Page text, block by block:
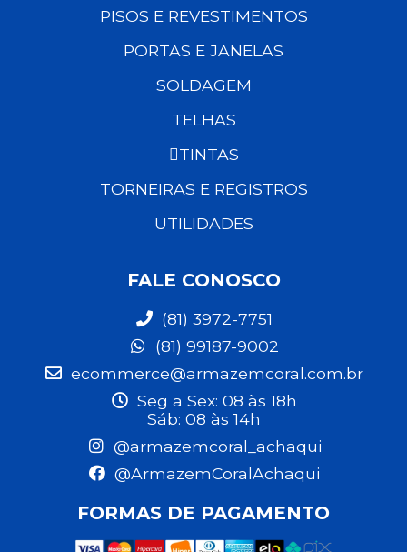
PISOS E REVESTIMENTOS
PORTAS E JANELAS
SOLDAGEM
TELHAS
TINTAS
TORNEIRAS E REGISTROS
UTILIDADES
FALE CONOSCO
(81) 3972-7751
(81) 99187-9002
ecommerce@armazemcoral.com.br
Seg a Sex: 08 às 18h
Sáb: 08 às 14h
@armazemcoral_achaqui
@ArmazemCoralAchaqui
FORMAS DE PAGAMENTO